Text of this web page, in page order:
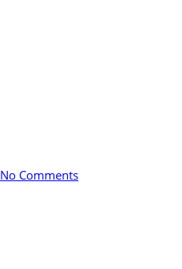
No Comments